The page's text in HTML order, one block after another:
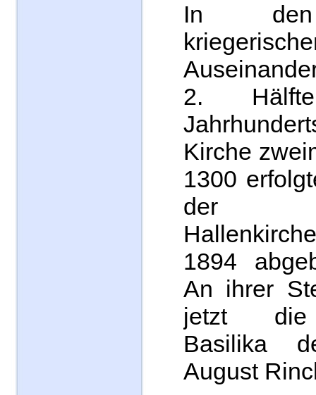
In den
2.
Kirche
1300
der
1894
An ihrer
jetzt die
Basilika
August